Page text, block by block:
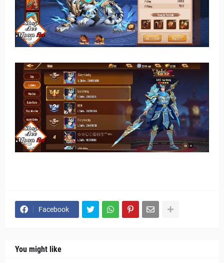
Facebook
You might like